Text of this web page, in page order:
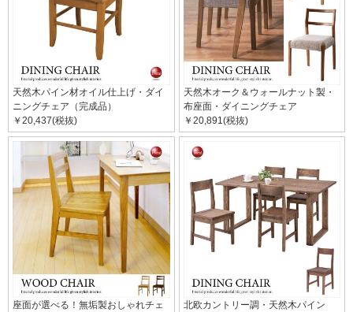
天然木パイン材オイル仕上げ・ダイ
ニングチェア（完成品）
￥20,437(税抜)
天然木オーク＆ウォールナット製・
布座面・ダイニングチェア
￥20,891(税抜)
座面が選べる！無垢製おしゃれチェ
北欧カントリー調・天然木パイン